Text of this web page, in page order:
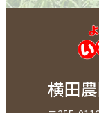
横田